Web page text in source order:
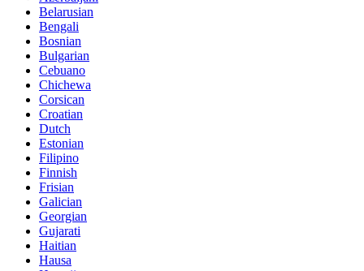
Belarusian
Bengali
Bosnian
Bulgarian
Cebuano
Chichewa
Corsican
Croatian
Dutch
Estonian
Filipino
Finnish
Frisian
Galician
Georgian
Gujarati
Haitian
Hausa